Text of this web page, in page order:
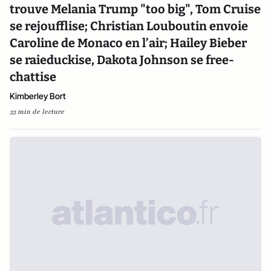
trouve Melania Trump "too big", Tom Cruise
se rejoufflise; Christian Louboutin envoie
Caroline de Monaco en l’air; Hailey Bieber
se raieduckise, Dakota Johnson se free-
chattise
Kimberley Bort
33 min de lecture